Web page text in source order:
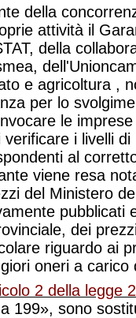
della
attività il
della
e agricoltura,
per lo
le
i livelli
al
viene resa
del Ministero
pubblicati
dei
riguardo ai
oneri a carico
2 della legge
199», sono